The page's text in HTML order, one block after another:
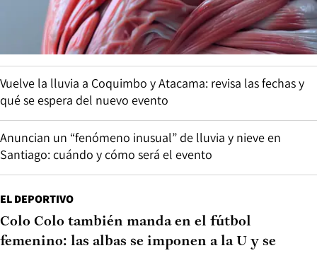
Vuelve la lluvia a Coquimbo y Atacama: revisa las fechas y
qué se espera del nuevo evento
Anuncian un “fenómeno inusual” de lluvia y nieve en
Santiago: cuándo y cómo será el evento
EL DEPORTIVO
Colo Colo también manda en el fútbol
femenino: las albas se imponen a la U y se